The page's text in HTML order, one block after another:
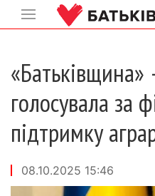
голосувала за
підтримку
08.10.2025 15:46